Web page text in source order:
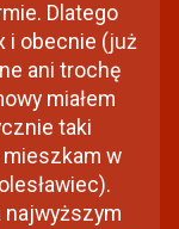
Dlatego
i obecnie (już
ani trochę
miałem
taki
mieszkam w
najwyższym